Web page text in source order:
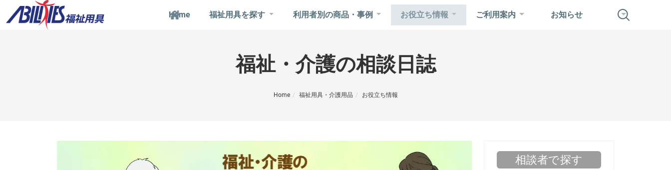
Home 福祉用具を探す 利用者別の商品・事例 お役立ち情報 ご利用案内 お知らせ
福祉・介護の相談日誌
Home 福祉用具・介護用品 お役立ち情報
相談者で探す